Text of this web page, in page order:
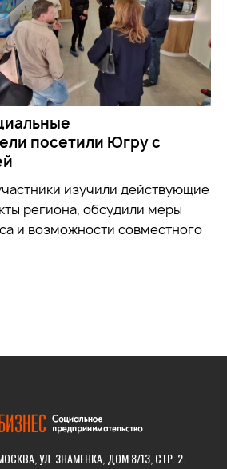
посетили Югру с
изучили действующие
региона, обсудили меры
и возможности совместного
УЛ. ЗНАМЕНКА, ДОМ 8/13, СТР. 2.